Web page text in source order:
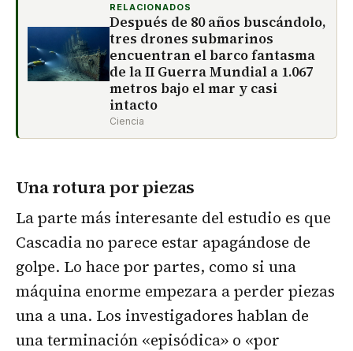
RELACIONADOS
Después de 80 años buscándolo,
tres drones submarinos
encuentran el barco fantasma
de la II Guerra Mundial a 1.067
metros bajo el mar y casi
intacto
Ciencia
Una rotura por piezas
La parte más interesante del estudio es que
Cascadia no parece estar apagándose de
golpe. Lo hace por partes, como si una
máquina enorme empezara a perder piezas
una a una. Los investigadores hablan de
una terminación «episódica» o «por